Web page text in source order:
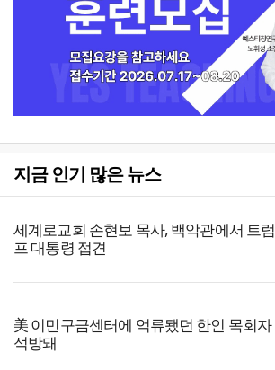
지금 인기 많은 뉴스
세계로교회 손현보 목사, 백악관에서 트럼
프 대통령 접견
美 이민구금센터에 억류됐던 한인 목회자
석방돼